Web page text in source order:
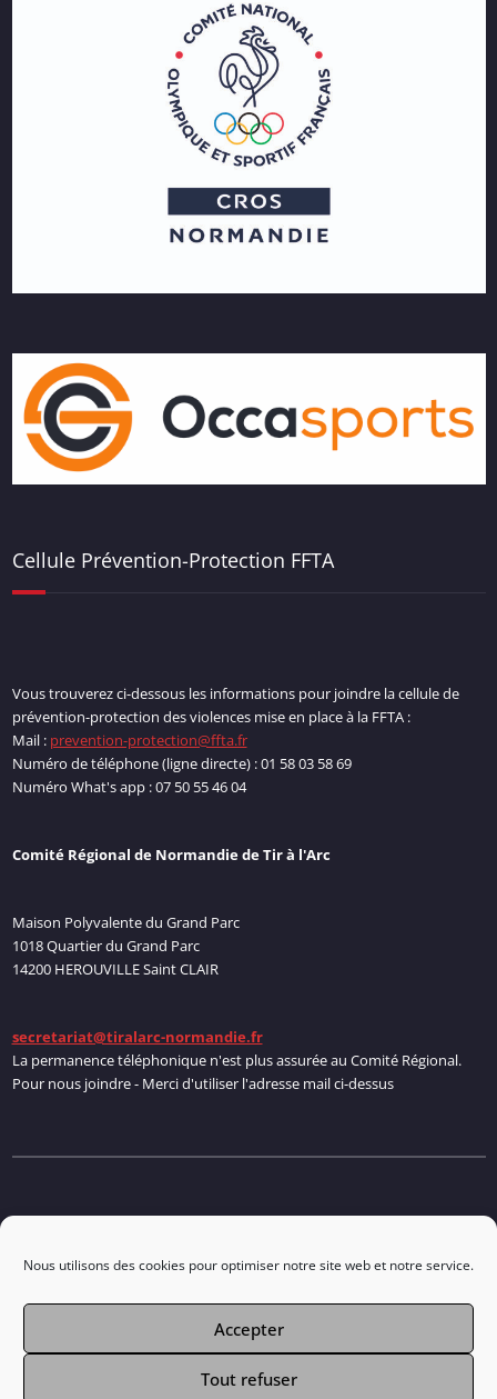
Nous utilisons des cookies pour optimiser notre site web et notre service.
Accepter
Tout refuser
Cellule Prévention-Protection FFTA
Vous trouverez ci-dessous les informations pour joindre la cellule de
prévention-protection des violences mise en place à la FFTA :
Mail : prevention-protection@ffta.fr
Numéro de téléphone (ligne directe) : 01 58 03 58 69
Numéro What's app : 07 50 55 46 04
Comité Régional de Normandie de Tir à l'Arc
Maison Polyvalente du Grand Parc
1018 Quartier du Grand Parc
14200 HEROUVILLE Saint CLAIR
secretariat@tiralarc-normandie.fr
La permanence téléphonique n'est plus assurée au Comité Régional.
Pour nous joindre - Merci d'utiliser l'adresse mail ci-dessus